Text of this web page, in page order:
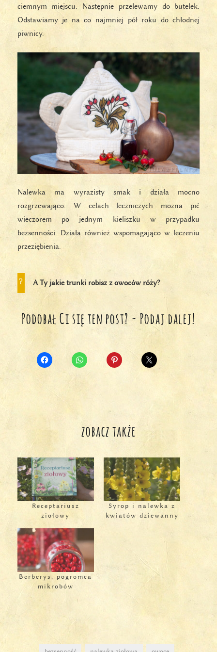
ciemnym miejscu. Następnie przelewamy do butelek.
Odstawiamy je na co najmniej pół roku do chłodnej
piwnicy.
Nalewka ma wyrazisty smak i działa mocno
rozgrzewająco. W celach leczniczych można pić
wieczorem po jednym kieliszku w przypadku
bezsenności. Działa również wspomagająco w leczeniu
przeziębienia.
A Ty jakie trunki robisz z owoców róży?
Podobał Ci się ten post? - Podaj dalej!
zobacz także
Receptariusz
ziołowy
Syrop i nalewka z
kwiatów dziewanny
Berberys, pogromca
mikrobów